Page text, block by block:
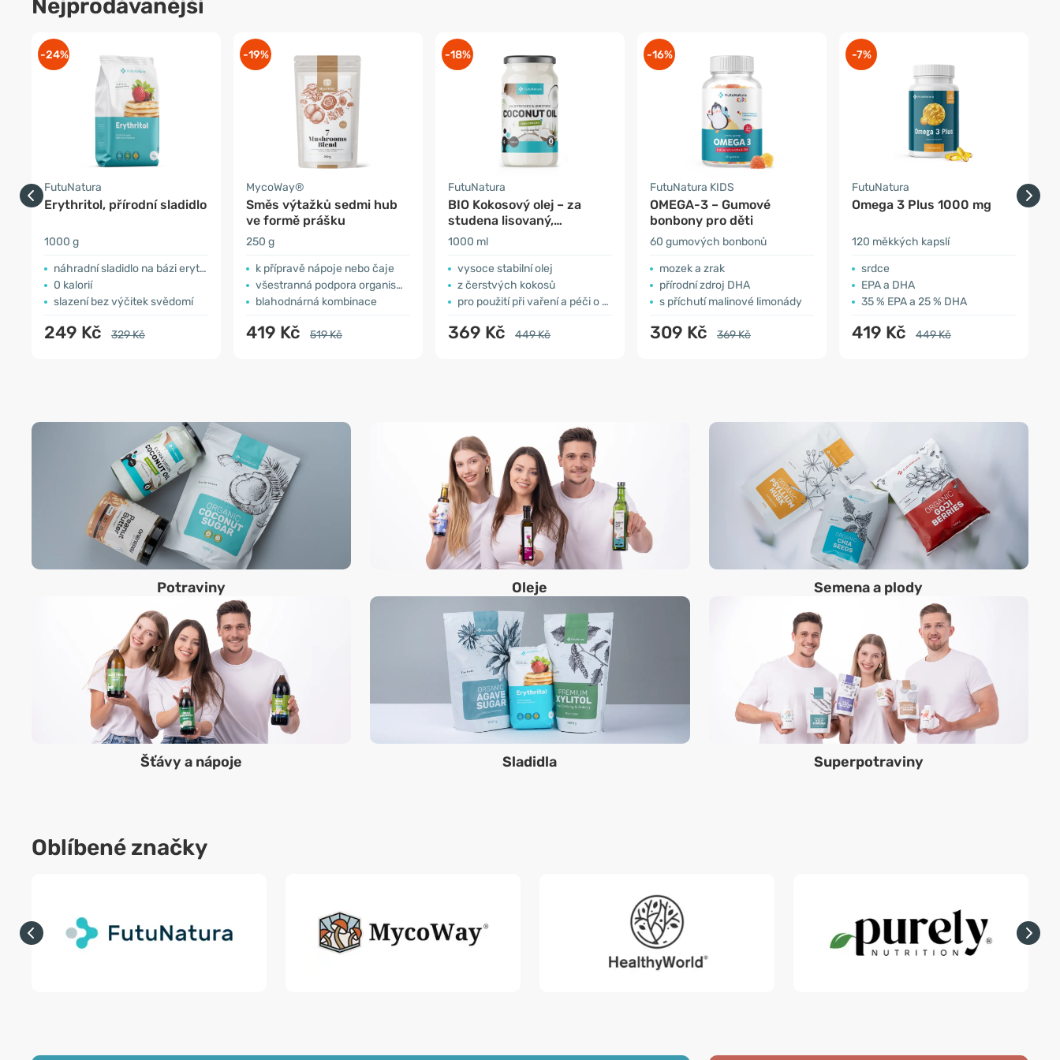
Nejprodávanější
-24%
FutuNatura
Erythritol, přírodní sladidlo
1000 g
náhradní sladidlo na bázi erythritolu
0 kalorií
slazení bez výčitek svědomí
249 Kč 329 Kč
-19%
MycoWay®
Směs výtažků sedmi hub
ve formě prášku
250 g
k přípravě nápoje nebo čaje
všestranná podpora organismu
blahodnárná kombinace
419 Kč 519 Kč
-18%
FutuNatura
BIO Kokosový olej – za
studena lisovaný,
nerafinovaný
1000 ml
vysoce stabilní olej
z čerstvých kokosů
pro použití při vaření a péči o pleť
369 Kč 449 Kč
-16%
FutuNatura KIDS
OMEGA-3 – Gumové
bonbony pro děti
60 gumových bonbonů
mozek a zrak
přírodní zdroj DHA
s příchutí malinové limonády
309 Kč 369 Kč
-7%
FutuNatura
Omega 3 Plus 1000 mg
120 měkkých kapslí
srdce
EPA a DHA
35 % EPA a 25 % DHA
419 Kč 449 Kč
Potraviny Oleje Semena a plody
Šťávy a nápoje Sladidla Superpotraviny
Oblíbené značky